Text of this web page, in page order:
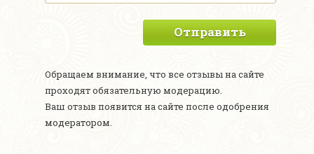
Отправить
Обращаем внимание, что все отзывы на сайте
проходят обязательную модерацию.
Ваш отзыв появится на сайте после одобрения
модератором.